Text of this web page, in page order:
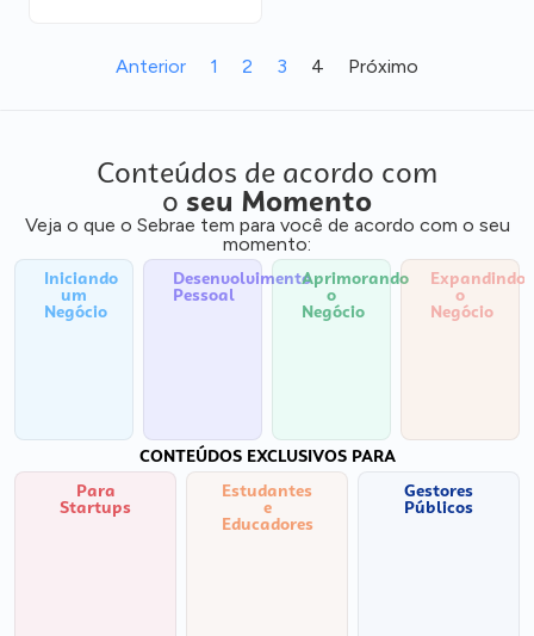
Anterior 1 2 3 4 Próximo
Conteúdos de acordo com
o seu Momento
Veja o que o Sebrae tem para você de acordo com o seu
momento:
Iniciando
um
Negócio
Desenvolvimento
Pessoal
Aprimorando
o
Negócio
Expandindo
o
Negócio
CONTEÚDOS EXCLUSIVOS PARA
Para
Startups
Estudantes
e
Educadores
Gestores
Públicos